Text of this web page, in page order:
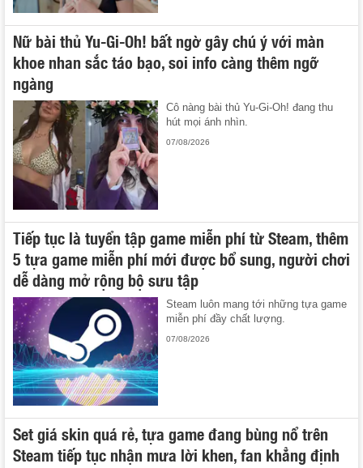
Nữ bài thủ Yu-Gi-Oh! bất ngờ gây chú ý với màn
khoe nhan sắc táo bạo, soi info càng thêm ngỡ
ngàng
Cô nàng bài thủ Yu-Gi-Oh! đang thu
hút mọi ánh nhìn.
07/08/2026
Tiếp tục là tuyển tập game miễn phí từ Steam, thêm
5 tựa game miễn phí mới được bổ sung, người chơi
dễ dàng mở rộng bộ sưu tập
Steam luôn mang tới những tựa game
miễn phí đầy chất lượng.
07/08/2026
Set giá skin quá rẻ, tựa game đang bùng nổ trên
Steam tiếp tục nhận mưa lời khen, fan khẳng định